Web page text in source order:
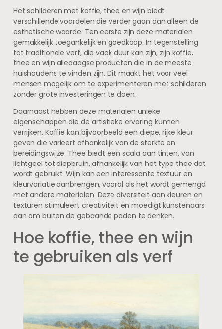
Het schilderen met koffie, thee en wijn biedt
verschillende voordelen die verder gaan dan alleen de
esthetische waarde. Ten eerste zijn deze materialen
gemakkelijk toegankelijk en goedkoop. In tegenstelling
tot traditionele verf, die vaak duur kan zijn, zijn koffie,
thee en wijn alledaagse producten die in de meeste
huishoudens te vinden zijn. Dit maakt het voor veel
mensen mogelijk om te experimenteren met schilderen
zonder grote investeringen te doen.
Daarnaast hebben deze materialen unieke
eigenschappen die de artistieke ervaring kunnen
verrijken. Koffie kan bijvoorbeeld een diepe, rijke kleur
geven die varieert afhankelijk van de sterkte en
bereidingswijze. Thee biedt een scala aan tinten, van
lichtgeel tot diepbruin, afhankelijk van het type thee dat
wordt gebruikt. Wijn kan een interessante textuur en
kleurvariatie aanbrengen, vooral als het wordt gemengd
met andere materialen. Deze diversiteit aan kleuren en
texturen stimuleert creativiteit en moedigt kunstenaars
aan om buiten de gebaande paden te denken.
Hoe koffie, thee en wijn
te gebruiken als verf